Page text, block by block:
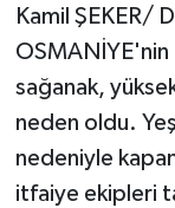
Kamil ŞEKER/
sağanak,
neden oldu.
nedeniyle
itfaiye ekipleri